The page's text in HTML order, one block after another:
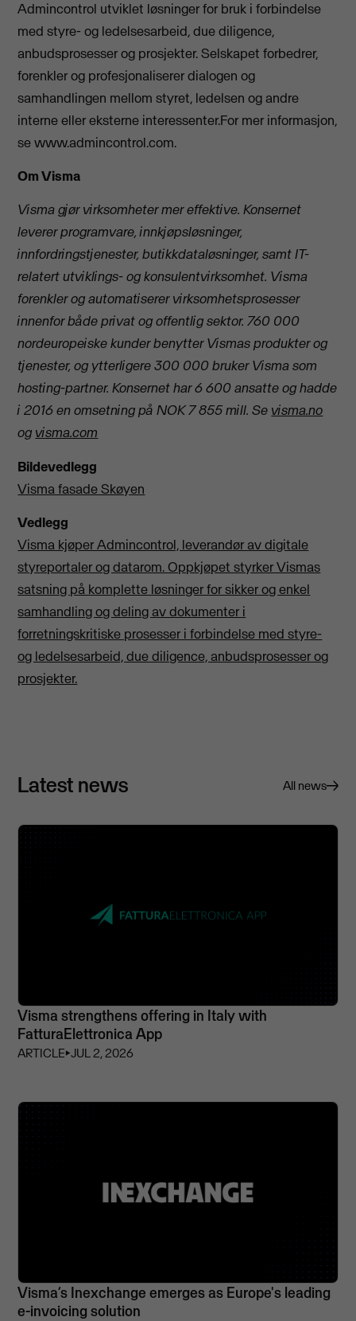
Admincontrol utviklet løsninger for bruk i forbindelse
med styre- og ledelsesarbeid, due diligence,
anbudsprosesser og prosjekter. Selskapet forbedrer,
forenkler og profesjonaliserer dialogen og
samhandlingen mellom styret, ledelsen og andre
interne eller eksterne interessenter.For mer informasjon,
se www.admincontrol.com.
Om Visma
Visma gjør virksomheter mer effektive. Konsernet
leverer programvare, innkjøpsløsninger,
innfordringstjenester, butikkdataløsninger, samt IT-
relatert utviklings- og konsulentvirksomhet. Visma
forenkler og automatiserer virksomhetsprosesser
innenfor både privat og offentlig sektor. 760 000
nordeuropeiske kunder benytter Vismas produkter og
tjenester, og ytterligere 300 000 bruker Visma som
hosting-partner. Konsernet har 6 600 ansatte og hadde
i 2016 en omsetning på NOK 7 855 mill. Se visma.no
og visma.com
Bildevedlegg
Visma fasade Skøyen
Vedlegg
Visma kjøper Admincontrol, leverandør av digitale
styreportaler og datarom. Oppkjøpet styrker Vismas
satsning på komplette løsninger for sikker og enkel
samhandling og deling av dokumenter i
forretningskritiske prosesser i forbindelse med styre-
og ledelsesarbeid, due diligence, anbudsprosesser og
prosjekter.
Latest news All news
Visma strengthens offering in Italy with
FatturaElettronica App
ARTICLE⏵JUL 2, 2026
Visma’s Inexchange emerges as Europe's leading
e-invoicing solution